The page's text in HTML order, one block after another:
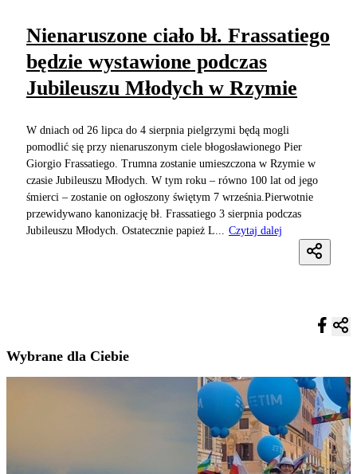
Nienaruszone ciało bł. Frassatiego
będzie wystawione podczas
Jubileuszu Młodych w Rzymie
W dniach od 26 lipca do 4 sierpnia pielgrzymi będą mogli
pomodlić się przy nienaruszonym ciele błogosławionego Pier
Giorgio Frassatiego. Trumna zostanie umieszczona w Rzymie w
czasie Jubileuszu Młodych. W tym roku – równo 100 lat od jego
śmierci – zostanie on ogłoszony świętym 7 września.Pierwotnie
przewidywano kanonizację bł. Frassatiego 3 sierpnia podczas
Jubileuszu Młodych. Ostatecznie papież L...
Czytaj dalej
Wybrane dla Ciebie